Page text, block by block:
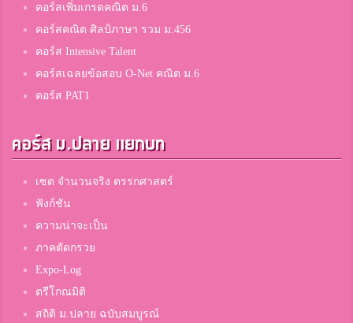
คอร์สเพิ่มเกรดคณิต ม.6
คอร์สคณิต ศิลป์ภาษา รวม ม.456
คอร์ส Intensive Talent
คอร์สเฉลยข้อสอบ O-Net คณิต ม.6
คอร์ส PAT1
คอร์ส ม.ปลาย แยกบท
เซต จำนวนจริง ตรรกศาสตร์
ฟังก์ชัน
ความน่าจะเป็น
ภาคตัดกรวย
Expo-Log
ตรีโกณมิติ
สถิติ ม.ปลาย ฉบับสมบูรณ์